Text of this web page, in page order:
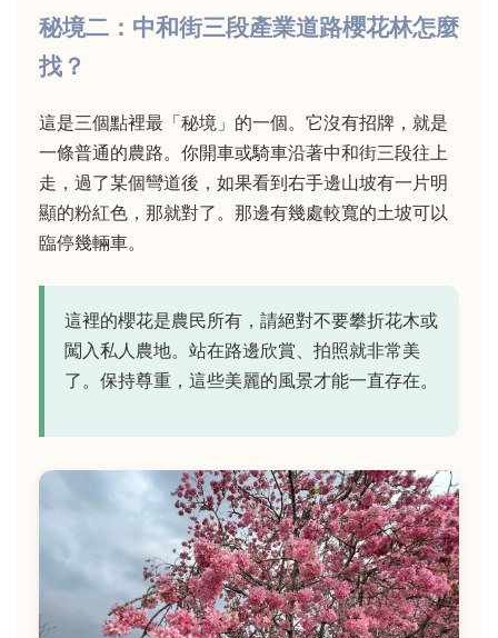
秘境二：中和街三段產業道路櫻花林怎麼
找？
這是三個點裡最「秘境」的一個。它沒有招牌，就是
一條普通的農路。你開車或騎車沿著中和街三段往上
走，過了某個彎道後，如果看到右手邊山坡有一片明
顯的粉紅色，那就對了。那邊有幾處較寬的土坡可以
臨停幾輛車。
這裡的櫻花是農民所有，請絕對不要攀折花木或
闖入私人農地。站在路邊欣賞、拍照就非常美
了。保持尊重，這些美麗的風景才能一直存在。